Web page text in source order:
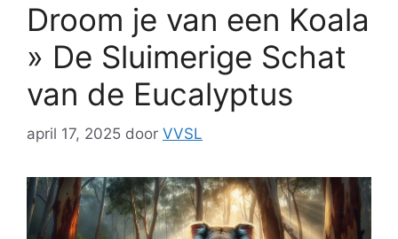
Droom je van een Koala
» De Sluimerige Schat
van de Eucalyptus
april 17, 2025 door VVSL